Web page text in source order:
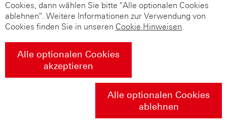
Cookies, dann wählen Sie bitte "Alle optionalen Cookies
ablehnen". Weitere Informationen zur Verwendung von
Cookies finden Sie in unseren Cookie Hinweisen.
Alle optionalen Cookies
akzeptieren
Alle optionalen Cookies
ablehnen